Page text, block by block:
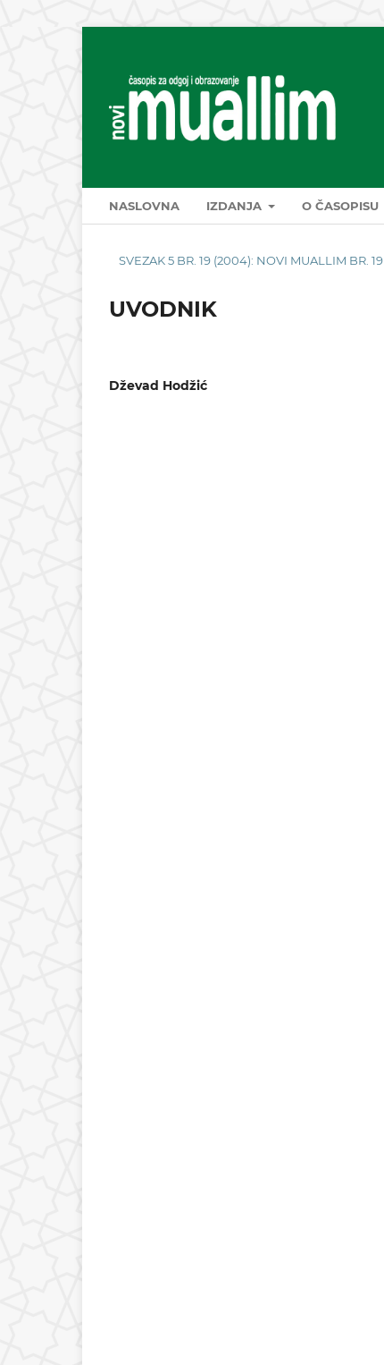
NASLOVNA IZDANJA O ČASOPISU
SVEZAK 5 BR. 19 (2004): NOVI MUALLIM BR. 19
UVODNIK
Dževad Hodžić